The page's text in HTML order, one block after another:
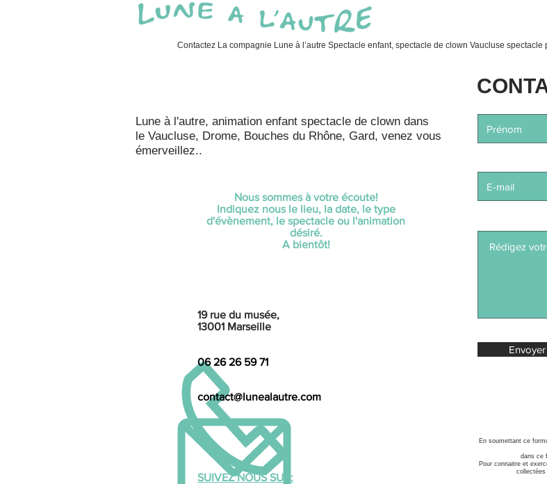
Contactez La compagnie Lune à l’autre Spectacle enfant, spectacle de clown Vaucluse
Lune à l'autre, animation enfant spectacle de clown dans
le Vaucluse, Drome, Bouches du Rhône, Gard, venez vous
émerveillez..
Nous sommes à votre écoute!
Indiquez nous le lieu, la date, le type
d'évènement, le spectacle ou l'animation
désiré.
A bientôt!
19 rue du musée,
13001 Marseille
06 26 26 59 71
contact@lunealautre.com
SUIVEZ NOUS SUR:
Envoyer
En soumettant ce
dans ce
Pour connaitre et
collectées